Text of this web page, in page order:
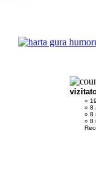
»
» 8
» 8
» 8